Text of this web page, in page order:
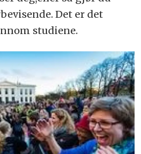
Det er det
studiene.